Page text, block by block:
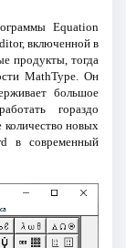
Equation
включенной в
продукты, тогда
MathType. Он
большое
гораздо
новых
в современный